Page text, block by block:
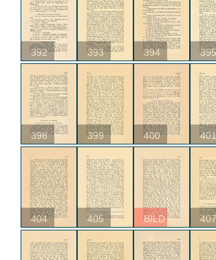
392 393 394 395
398 399 400 401
404 405 BILD 407